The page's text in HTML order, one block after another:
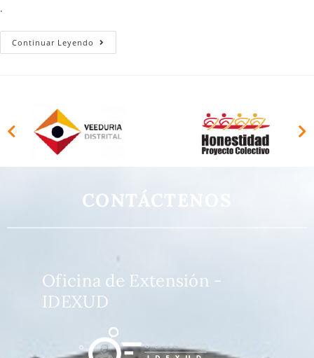
.
Continuar Leyendo
CONTÁCTENOS
Oficina de Extensión -
IDEXUD